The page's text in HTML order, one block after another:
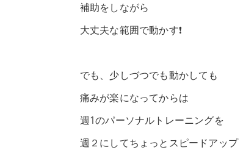
補助をしながら
大丈夫な範囲で動かす❗️
でも、少しづつでも動かしても
痛みが楽になってからは
週1のパーソナルトレーニングを
週２にしてちょっとスピードアップ